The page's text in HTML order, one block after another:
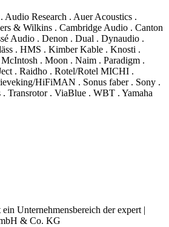
Audio Research . Auer Acoustics .
& Wilkins . Cambridge Audio . Canton
Audio . Denon . Dual . Dynaudio .
. HMS . Kimber Kable . Knosti .
. Moon . Naim . Paradigm .
. Raidho . Rotel/Rotel MICHI .
HiFiMAN . Sonus faber . Sony .
Transrotor . ViaBlue . WBT . Yamaha
Unternehmensbereich der expert |
& Co. KG